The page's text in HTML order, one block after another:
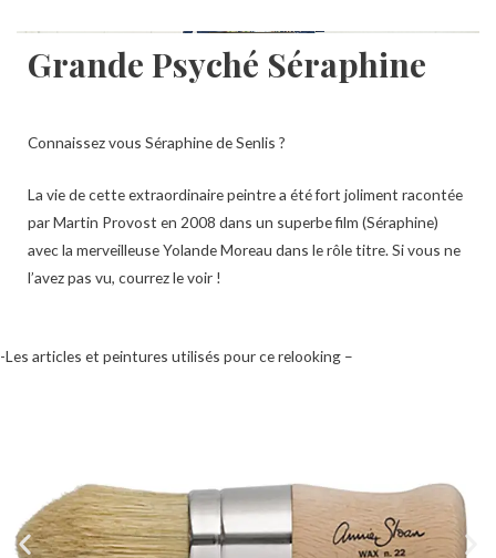
Grande Psyché Séraphine
Connaissez vous Séraphine de Senlis ?
La vie de cette extraordinaire peintre a été fort joliment racontée
par Martin Provost en 2008 dans un superbe film (Séraphine)
avec la merveilleuse Yolande Moreau dans le rôle titre. Si vous ne
l’avez pas vu, courrez le voir !
-Les articles et peintures utilisés pour ce relooking –